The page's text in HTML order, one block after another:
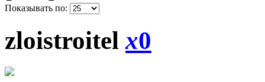
Показывать по:
zloistroitelx0